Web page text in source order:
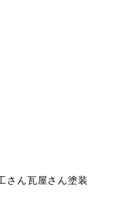
さん瓦屋さん塗装